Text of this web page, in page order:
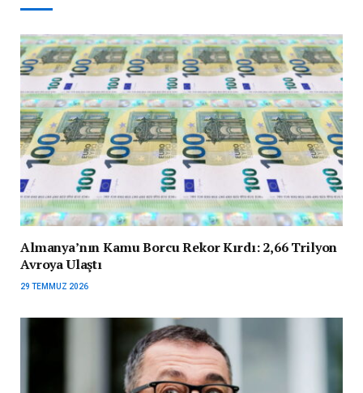
Almanya’nın Kamu Borcu Rekor Kırdı: 2,66 Trilyon
Avroya Ulaştı
29 TEMMUZ 2026